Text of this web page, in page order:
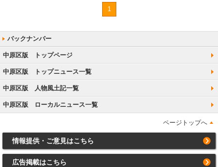
1
中原区版 トップページ
中原区版 トップニュース一覧
中原区版 人物風土記一覧
中原区版 ローカルニュース一覧
ページトップへ
情報提供・ご意見はこちら
広告掲載はこちら